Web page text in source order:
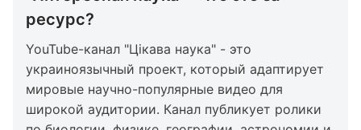
ресурс?
YouTube-канал "Цікава наука" - это
украиноязычный проект, который адаптирует
мировые научно-популярные видео для
широкой аудитории. Канал публикует ролики